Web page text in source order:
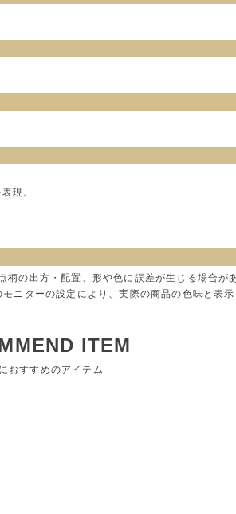
現。
の出方・配置、形や色に誤差が生じる場合
ターの設定により、実際の商品の色味と表
ITEM
おすすめのアイテム